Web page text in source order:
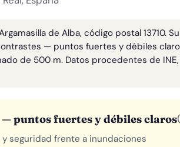
de Alba, código postal 13710.
— puntos fuertes y débiles
de 500 m. Datos procedentes de
puntos fuertes y débiles claros
seguridad frente a inundaciones